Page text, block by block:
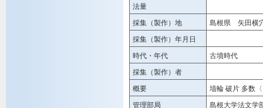
法量
採集（製作）地
島根県 矢田横
採集（製作）年月日
時代・年代
古墳時代
採集（製作）者
概要
埴輪 破片 多数
管理部局
島根大学法文学